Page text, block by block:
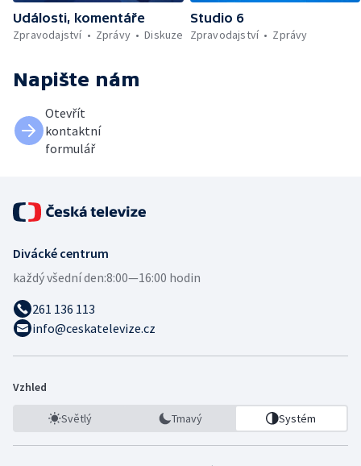
Události, komentáře
Zpravodajství
Zprávy Diskuze
Studio 6
Zpravodajství
Zprávy
Napište nám
Otevřít
kontaktní
formulář
Divácké centrum
každý všední den:8:00—16:00 hodin
261 136 113
info@ceskatelevize.cz
Vzhled
Světlý Tmavý Systém